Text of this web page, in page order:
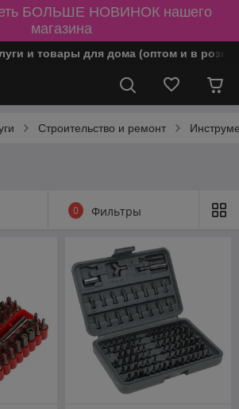
БОЛЬШЕ НОВИНОК нашего
магазина
и товары для дома (оптом и в
Строительство и ремонт
0 Фильтры